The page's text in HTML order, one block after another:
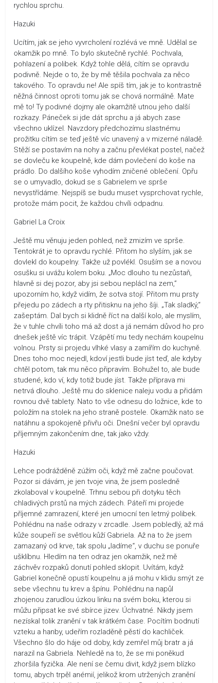
rychlou sprchu.
Hazuki
Ucítím, jak se jeho vyvrcholení rozlévá ve mně. Udělal se
okamžik po mně. To bylo skutečně rychlé. Pochvala,
pohlazení a polibek. Když tohle dělá, cítím se opravdu
podivně. Nejde o to, že by mě těšila pochvala za něco
takového. To opravdu ne! Ale spíš tím, jak je to kontrastně
něžná činnost oproti tomu jak se chová normálně. Mate
mě to! Ty podivné dojmy ale okamžitě utnou jeho další
rozkazy. Páneček si jde dát sprchu a já abych zase
všechno uklízel. Navzdory předchozímu slastnému
prožitku cítím se teď ještě víc unavený a v mizerné náladě.
Stěží se postavím na nohy a začnu převlékat postel, načež
se dovleču ke koupelně, kde dám povlečení do koše na
prádlo. Do dalšího koše vyhodím zničené oblečení. Opřu
se o umyvadlo, dokud se s Gabrielem ve sprše
nevystřídáme. Nejspíš se budu muset vysprchovat rychle,
protože mám pocit, že každou chvíli odpadnu.
Gabriel La Croix
Ještě mu věnuju jeden pohled, než zmizím ve sprše.
Tentokrát je to opravdu rychlé. Přitom ho slyším, jak se
dovlekl do koupelny. Takže už povlékl. Osuším se a novou
osušku si uvážu kolem boku. „Moc dlouho tu nezůstaň,
hlavně si dej pozor, aby jsi sebou neplácl na zem,“
upozorním ho, když vidím, že sotva stojí. Přitom mu prsty
přejedu po zádech a rty přitisknu na jeho šíji. „Tak sladký,“
zašeptám. Dal bych si klidně říct na další kolo, ale myslím,
že v tuhle chvíli toho má až dost a já nemám důvod ho pro
dnešek ještě víc trápit. Vzápětí mu tedy nechám koupelnu
volnou. Prsty si projedu vlhké vlasy a zamířím do kuchyně.
Dnes toho moc nejedl, kdoví jestli bude jíst teď, ale kdyby
chtěl potom, tak mu něco připravím. Bohužel to, ale bude
studené, kdo ví, kdy totiž bude jíst. Takže příprava mi
netrvá dlouho. Ještě mu do sklenice naleju vodu a přidám
rovnou dvě tablety. Nato to vše odnesu do ložnice, kde to
položím na stolek na jeho straně postele. Okamžik nato se
natáhnu a spokojeně přivřu oči. Dnešní večer byl opravdu
příjemným zakončením dne, tak jako vždy.
Hazuki
Lehce podrážděně zúžím oči, když mě začne poučovat.
Pozor si dávám, je jen tvoje vina, že jsem posledně
zkolaboval v koupelně. Trhnu sebou při dotyku těch
chladivých prstů na mých zádech. Páteří mi projede
příjemné zamrazení, které jen umocní ten letmý polibek.
Pohlédnu na naše odrazy v zrcadle. Jsem pobledlý, až má
kůže soupeří se světlou kůží Gabriela. Až na to že jsem
zamazaný od krve, tak spolu „ladíme“, v duchu se ponuře
ušklíbnu. Hledím na ten odraz jen okamžik, než mě
záchvěv rozpaků donutí pohled sklopit. Uvítám, když
Gabriel konečně opustí koupelnu a já mohu v klidu smýt ze
sebe všechnu tu krev a špínu. Pohlédnu na napůl
zhojenou zarudlou úzkou linku na svém boku, kterou si
můžu připsat ke své sbírce jizev. Úchvatné. Nikdy jsem
nezískal tolik zranění v tak krátkém čase. Pocítím bodnutí
vzteku a hanby, udeřím rozladěně pěstí do kachliček.
Všechno šlo do háje od doby, kdy zemřel můj bratr a já
narazil na Gabriela. Nehledě na to, že se mi poněkud
zhoršila fyzička. Ale není se čemu divit, když jsem blízko
tomu, abych trpěl anémií, jelikož krom utržených zranění